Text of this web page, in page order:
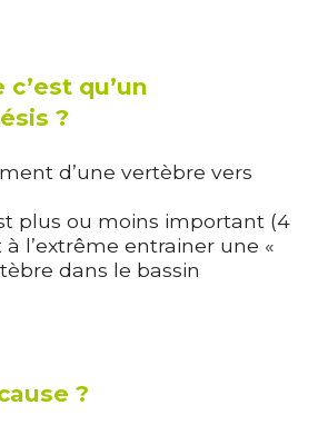
c’est qu’un
?
d’une vertèbre vers
plus ou moins important (4
l’extrême entrainer une «
dans le bassin
?